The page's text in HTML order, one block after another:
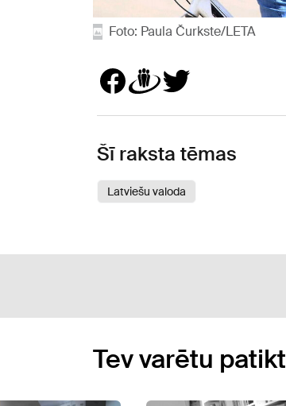
Foto: Paula Čurkste/LETA
Šī raksta tēmas
Latviešu valoda
Tev varētu patikt